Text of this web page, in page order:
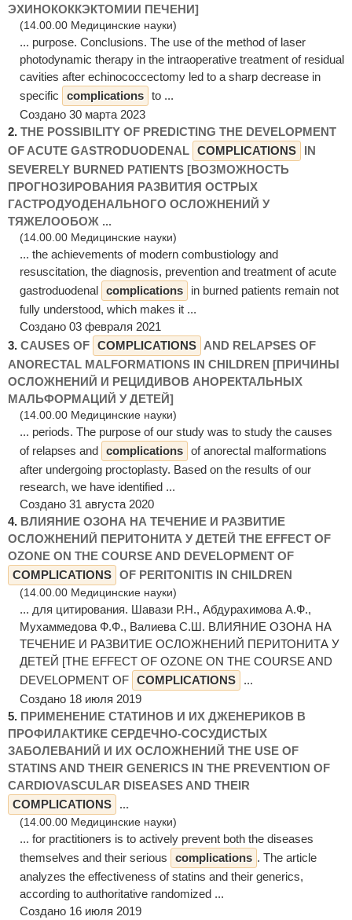
ЭХИНОКОККЭКТОМИИ ПЕЧЕНИ]
(14.00.00 Медицинские науки)
... purpose. Conclusions. The use of the method of laser
photodynamic therapy in the intraoperative treatment of residual
cavities after echinococcectomy led to a sharp decrease in
specific
complications to ...
Создано 30 марта 2023
2. THE POSSIBILITY OF PREDICTING THE DEVELOPMENT
OF ACUTE GASTRODUODENAL COMPLICATIONS
IN
SEVERELY BURNED PATIENTS [ВОЗМОЖНОСТЬ
ПРОГНОЗИРОВАНИЯ РАЗВИТИЯ ОСТРЫХ
ГАСТРОДУОДЕНАЛЬНОГО ОСЛОЖНЕНИЙ У
ТЯЖЕЛООБОЖ ...
(14.00.00 Медицинские науки)
... the achievements of modern combustiology and
resuscitation, the diagnosis, prevention and treatment of acute
gastroduodenal complications
in burned patients remain not
fully understood, which makes it ...
Создано 03 февраля 2021
3. CAUSES OF COMPLICATIONS AND RELAPSES OF
ANORECTAL MALFORMATIONS IN CHILDREN [ПРИЧИНЫ
ОСЛОЖНЕНИЙ И РЕЦИДИВОВ АНОРЕКТАЛЬНЫХ
МАЛЬФОРМАЦИЙ У ДЕТЕЙ]
(14.00.00 Медицинские науки)
... periods. The purpose of our study was to study the causes
of relapses and complications of anorectal malformations
after undergoing proctoplasty. Based on the results of our
research, we have identified ...
Создано 31 августа 2020
4. ВЛИЯНИЕ ОЗОНА НА ТЕЧЕНИЕ И РАЗВИТИЕ
ОСЛОЖНЕНИЙ ПЕРИТОНИТА У ДЕТЕЙ THE EFFECT OF
OZONE ON THE COURSE AND DEVELOPMENT OF
COMPLICATIONS OF PERITONITIS IN CHILDREN
(14.00.00 Медицинские науки)
... для цитирования. Шавази Р.Н., Абдурахимова А.Ф.,
Мухаммедова Ф.Ф., Валиева С.Ш. ВЛИЯНИЕ ОЗОНА НА
ТЕЧЕНИЕ И РАЗВИТИЕ ОСЛОЖНЕНИЙ ПЕРИТОНИТА У
ДЕТЕЙ [THE EFFECT OF OZONE ON THE COURSE AND
DEVELOPMENT OF COMPLICATIONS
...
Создано 18 июля 2019
5. ПРИМЕНЕНИЕ СТАТИНОВ И ИХ ДЖЕНЕРИКОВ В
ПРОФИЛАКТИКЕ СЕРДЕЧНО-СОСУДИСТЫХ
ЗАБОЛЕВАНИЙ И ИХ ОСЛОЖНЕНИЙ THE USE OF
STATINS AND THEIR GENERICS IN THE PREVENTION OF
CARDIOVASCULAR DISEASES AND THEIR
COMPLICATIONS
...
(14.00.00 Медицинские науки)
... for practitioners is to actively prevent both the diseases
themselves and their serious
complications . The article
analyzes the effectiveness of statins and their generics,
according to authoritative randomized ...
Создано 16 июля 2019